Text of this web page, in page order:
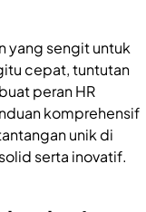
yang sengit untuk
cepat, tuntutan
peran HR
komprehensif
unik di
serta inovatif.